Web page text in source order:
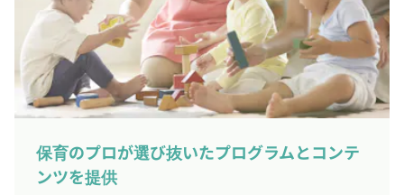
保育のプロが選び抜いたプログラムとコンテ
ンツを提供